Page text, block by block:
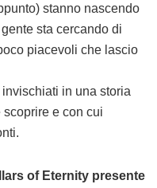
stanno nascendo
sta cercando di
piacevoli che lascio
in una storia
e con cui
of Eternity presente